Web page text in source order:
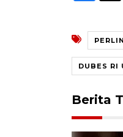
DUBES RI
Berita